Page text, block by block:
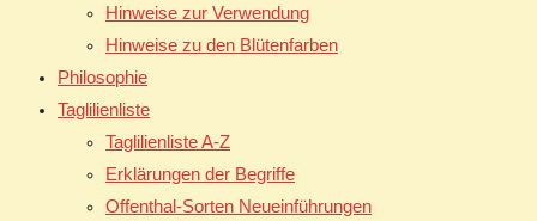
Hinweise zur Verwendung
Hinweise zu den Blütenfarben
Philosophie
Taglilienliste
Taglilienliste A-Z
Erklärungen der Begriffe
Offenthal-Sorten Neueinführungen